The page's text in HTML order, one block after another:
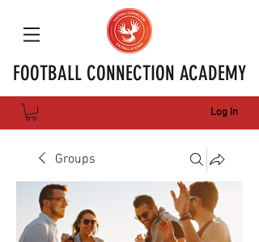
FOOTBALL CONNECTION ACADEMY
Log In
Groups